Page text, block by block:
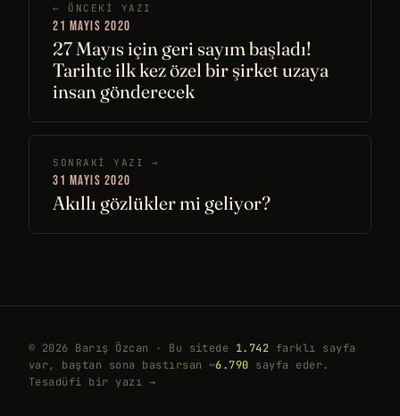
← ÖNCEKI YAZI
21 MAYIS 2020
27 Mayıs için geri sayım başladı!
Tarihte ilk kez özel bir şirket uzaya
insan gönderecek
SONRAKI YAZI →
31 MAYIS 2020
Akıllı gözlükler mi geliyor?
© 2026 Barış Özcan · Bu sitede 1.742 farklı sayfa
var, baştan sona bastırsan ~6.790 sayfa eder.
Tesadüfi bir yazı →